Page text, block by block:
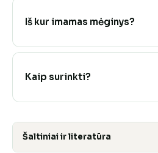
Iš kur imamas mėginys?
Kaip surinkti?
Šaltiniai ir literatūra